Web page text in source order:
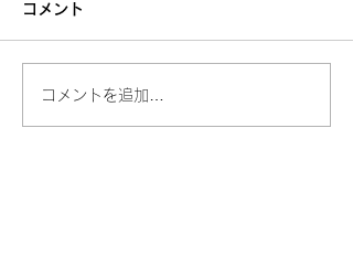
渚釣りタイケン・しそ巻
コメント
コメントを追加…